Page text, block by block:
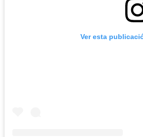
Ver esta